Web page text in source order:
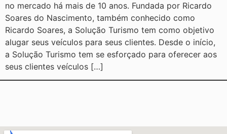
no mercado há mais de 10 anos. Fundada por Ricardo
Soares do Nascimento, também conhecido como
Ricardo Soares, a Solução Turismo tem como objetivo
alugar seus veículos para seus clientes. Desde o início,
a Solução Turismo tem se esforçado para oferecer aos
seus clientes veículos […]